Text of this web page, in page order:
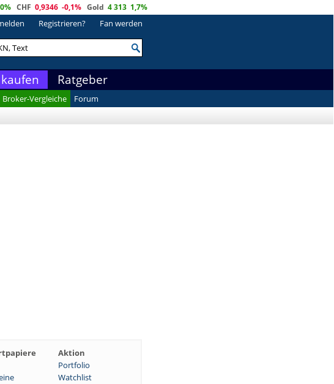
CHF 0,9346 -0,1% Gold 4 313 1,7%
Registrieren? Fan werden
Ratgeber
Broker-Vergleiche
Forum
Aktion
Portfolio
Watchlist